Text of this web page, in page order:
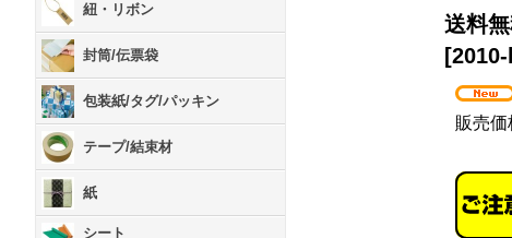
紐・リボン
封筒/伝票袋
包装紙/タグ/パッキン
テープ/結束材
紙
シート
送料
[
販売価